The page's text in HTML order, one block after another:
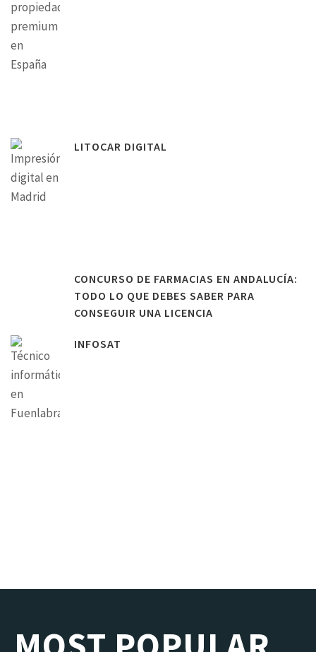
LITOCAR DIGITAL
CONCURSO DE FARMACIAS EN ANDALUCÍA:
TODO LO QUE DEBES SABER PARA
CONSEGUIR UNA LICENCIA
INFOSAT